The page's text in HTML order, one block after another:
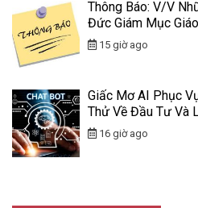
Thông Báo: V/v
Đức Giám Mục
15 giờ ago
Giấc Mơ AI Phục
Thử Về Đầu Tư Và
16 giờ ago